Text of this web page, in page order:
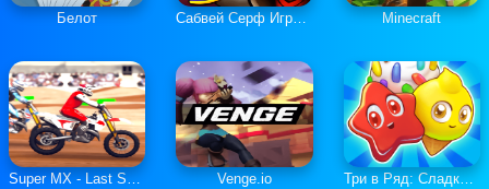
Белот Сабвей Серф Играть Онлайн Minecraft
Super MX - Last Season Venge.io Три в Ряд: Сладкие Загадки